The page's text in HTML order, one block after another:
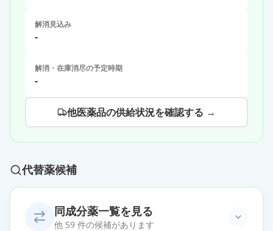
解消見込み
-
解消・在庫消尽の予定時期
-
他医薬品の供給状況を確認する →
代替薬候補
同成分薬一覧を見る
他 59 件の候補があります